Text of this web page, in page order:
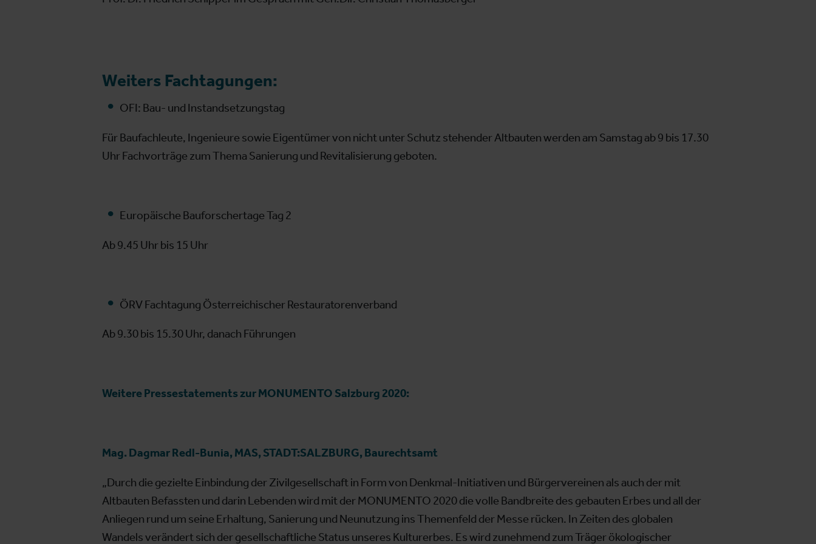
Weiters Fachtagungen:
OFI: Bau- und Instandsetzungstag
Für Baufachleute, Ingenieure sowie Eigentümer von nicht unter Schutz stehender Altbauten werden am Samstag ab 9 bis 17.30
Uhr Fachvorträge zum Thema Sanierung und Revitalisierung geboten.
Europäische Bauforschertage Tag 2
Ab 9.45 Uhr bis 15 Uhr
ÖRV Fachtagung Österreichischer Restauratorenverband
Ab 9.30 bis 15.30 Uhr, danach Führungen
Weitere Pressestatements zur MONUMENTO Salzburg 2020:
Mag. Dagmar Redl-Bunia, MAS, STADT:SALZBURG, Baurechtsamt
„Durch die gezielte Einbindung der Zivilgesellschaft in Form von Denkmal-Initiativen und Bürgervereinen als auch der mit
Altbauten Befassten und darin Lebenden wird mit der MONUMENTO 2020 die volle Bandbreite des gebauten Erbes und all der
Anliegen rund um seine Erhaltung, Sanierung und Neunutzung ins Themenfeld der Messe rücken. In Zeiten des globalen
Wandels verändert sich der gesellschaftliche Status unseres Kulturerbes. Es wird zunehmend zum Träger ökologischer